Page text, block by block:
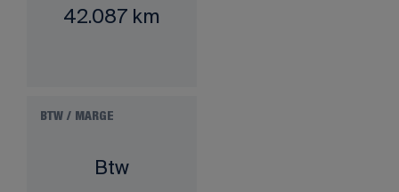
42.087 km
BTW / MARGE
Btw